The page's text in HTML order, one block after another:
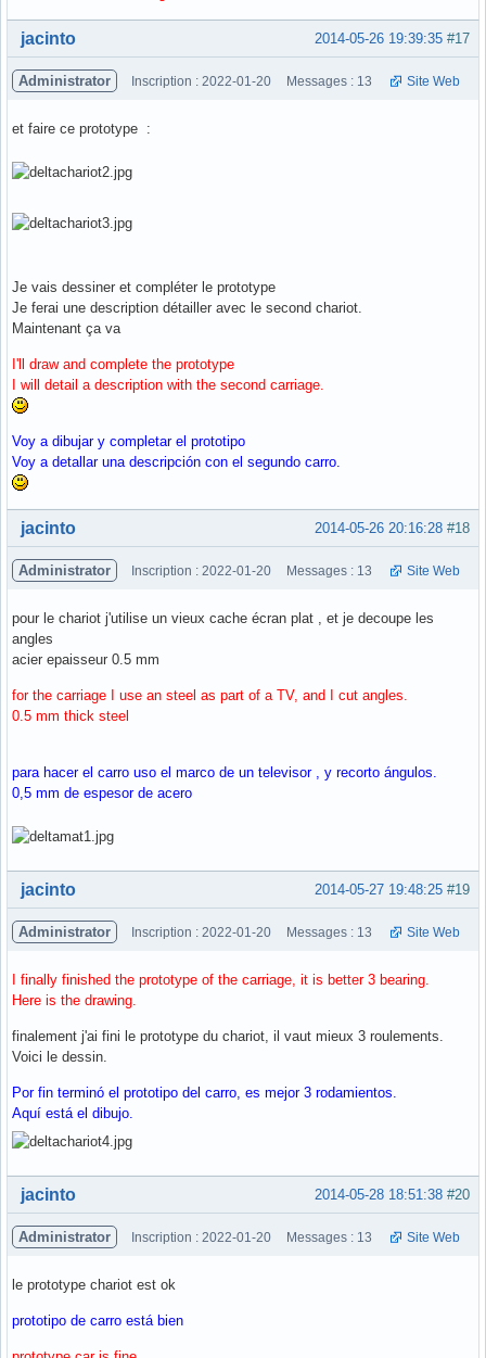
Hors ligne #17
2014-05-26 19:39:35
jacinto
Administrator Inscription : 2022-01-20 Messages : 13 Site Web
et faire ce prototype :
Je vais dessiner et compléter le prototype
Je ferai une description détailler avec le second chariot.
Maintenant ça va
I'll draw and complete the prototype
I will detail a description with the second carriage.
Voy a dibujar y completar el prototipo
Voy a detallar una descripción con el segundo carro.
Hors ligne #18
2014-05-26 20:16:28
jacinto
Administrator Inscription : 2022-01-20 Messages : 13 Site Web
pour le chariot j'utilise un vieux cache écran plat , et je decoupe les
angles
acier epaisseur 0.5 mm
for the carriage I use an steel as part of a TV, and I cut angles.
0.5 mm thick steel
para hacer el carro uso el marco de un televisor , y recorto ángulos.
0,5 mm de espesor de acero
Hors ligne #19
2014-05-27 19:48:25
jacinto
Administrator Inscription : 2022-01-20 Messages : 13 Site Web
I finally finished the prototype of the carriage, it is better 3 bearing.
Here is the drawing.
finalement j'ai fini le prototype du chariot, il vaut mieux 3 roulements.
Voici le dessin.
Por fin terminó el prototipo del carro, es mejor 3 rodamientos.
Aquí está el dibujo.
Hors ligne #20
2014-05-28 18:51:38
jacinto
Administrator Inscription : 2022-01-20 Messages : 13 Site Web
le prototype chariot est ok
prototipo de carro está bien